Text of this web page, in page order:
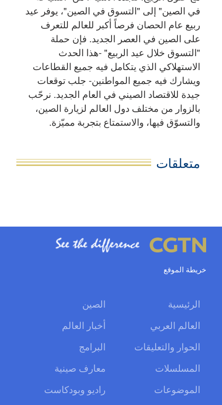
في الصين" إلى "التسوق في الصين"، يوفر عيد
ربيع عام الحصان فرصاً أكبر للعالم للتعرف
على الصين في العصر الجديد. فإن حملة
"التسوق خلال عيد الربيع" -هذا الحدث
الاستهلاكي الذي يتكامل فيه جميع القطاعات
ويشارك فيه جميع المواطنين- جلب توقعات
جيدة للاقتصاد الصيني في العام الجديد. نرحّب
بالزوار من مختلف دول العالم لزيارة الصين،
والتسوّق فيها، والاستمتاع بتجربة مميّزة.
متعلقات
خريطة الموقع
الرئيسية
الصين
العالم العربي
أخبار العالم
الحوار والتعليقات
البرامج
المسلسلات
معارف صينية
الموضوعات
راديو وبودكاست